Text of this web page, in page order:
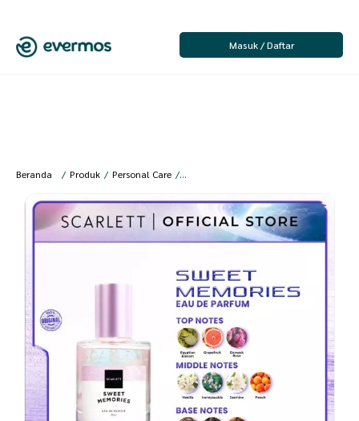
Masuk / Daftar
Beranda / Produk / Personal Care / Parfume